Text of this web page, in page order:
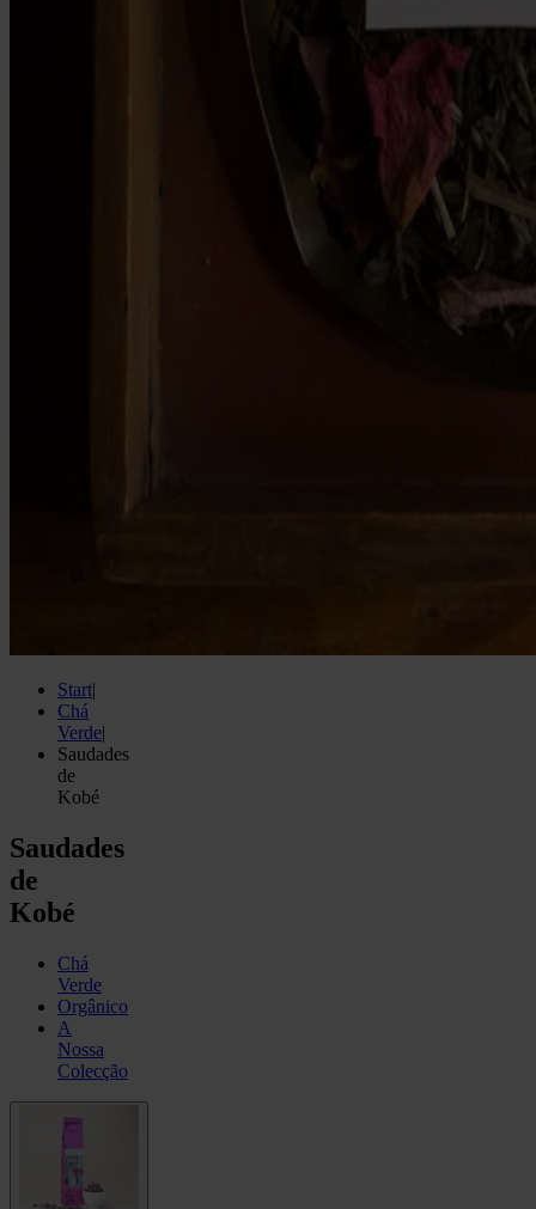
Start|
Chá
Verde|
Saudades
de
Kobé
Saudades
de
Kobé
Chá
Verde
Orgânico
A
Nossa
Colecção